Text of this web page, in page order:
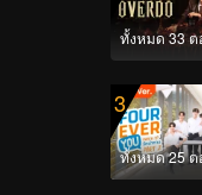
ทั้งหมด 33 ต
3
ทั้งหมด 25 ต